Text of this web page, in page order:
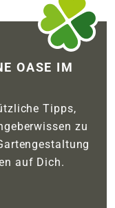
OASE IM
Tipps,
zu
auf Dich.